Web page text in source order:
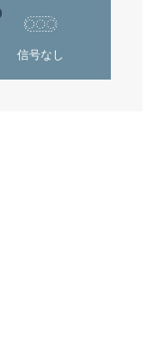
信号なし